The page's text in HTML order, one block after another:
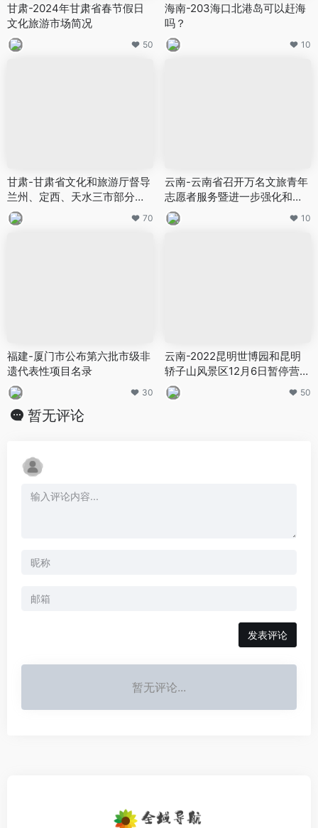
甘肃-2024年甘肃省春节假日
文化旅游市场简况
50
海南-203海口北港岛可以赶海
吗？
10
甘肃-甘肃省文化和旅游厅督导
兰州、定西、天水三市部分县
（区）文化市场执法工作
70
云南-云南省召开万名文旅青年
志愿者服务暨进一步强化和规
范旅游市场治理、安全生产工
作电视电话会议
10
福建-厦门市公布第六批市级非
遗代表性项目名录
30
云南-2022昆明世博园和昆明
轿子山风景区12月6日暂停营业
通知
50
暂无评论
发表评论
暂无评论...